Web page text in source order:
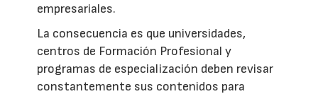
empresariales.
La consecuencia es que universidades,
centros de Formación Profesional y
programas de especialización deben revisar
constantemente sus contenidos para